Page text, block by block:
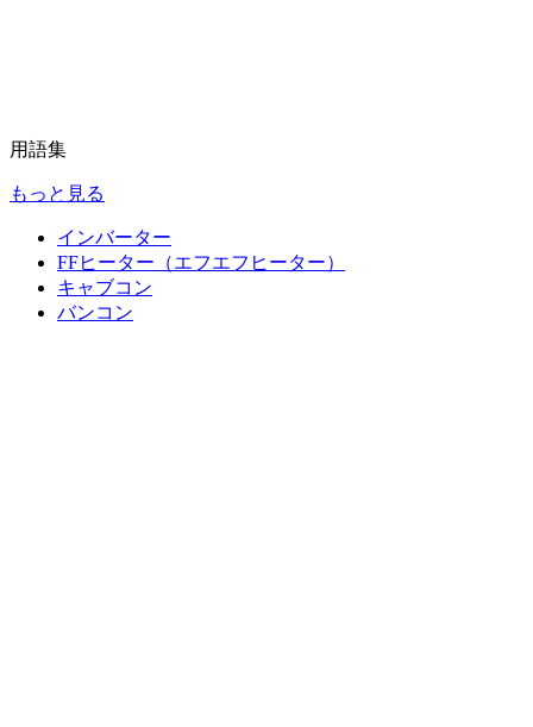
用語集
もっと見る
インバーター
FFヒーター（エフエフヒーター）
キャブコン
バンコン